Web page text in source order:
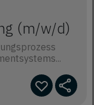
(m/w/d)